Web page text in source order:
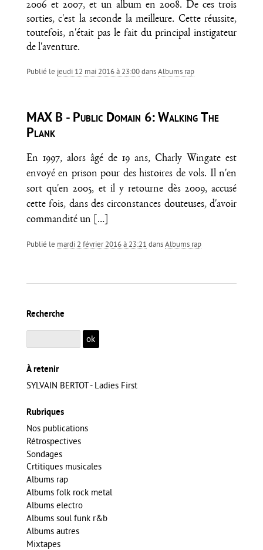
2006 et 2007, et un album en 2008. De ces trois
sorties, c'est la seconde la meilleure. Cette réussite,
toutefois, n'était pas le fait du principal instigateur
de l'aventure.
Publié le jeudi 12 mai 2016 à 23:00dansAlbums rap
MAX B - Public Domain 6: Walking The
Plank
En 1997, alors âgé de 19 ans, Charly Wingate est
envoyé en prison pour des histoires de vols. Il n'en
sort qu'en 2005, et il y retourne dès 2009, accusé
cette fois, dans des circonstances douteuses, d'avoir
commandité un
[…]
Publié le mardi 2 février 2016 à 23:21 dansAlbums rap
Recherche
À retenir
SYLVAIN BERTOT - Ladies First
Rubriques
Nos publications
Rétrospectives
Sondages
Crtitiques musicales
Albums rap
Albums folk rock metal
Albums electro
Albums soul funk r&b
Albums autres
Mixtapes